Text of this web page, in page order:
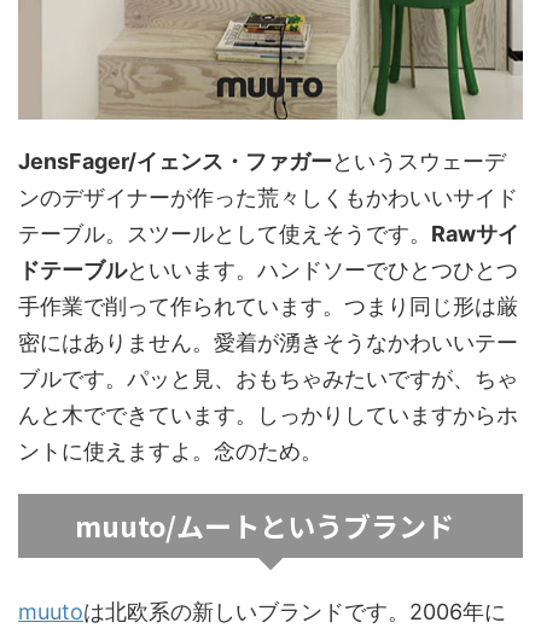
JensFager/イェンス・ファガーというスウェーデ
ンのデザイナーが作った荒々しくもかわいいサイド
テーブル。スツールとして使えそうです。 Rawサイ
ドテーブルといいます。ハンドソーでひとつひとつ
手作業で削って作られています。つまり同じ形は厳
密にはありません。愛着が湧きそうなかわいいテー
ブルです。パッと見、おもちゃみたいですが、ちゃ
んと木でできています。しっかりしていますからホ
ントに使えますよ。念のため。
muuto/ムートというブランド
muutoは北欧系の新しいブランドです。2006年に